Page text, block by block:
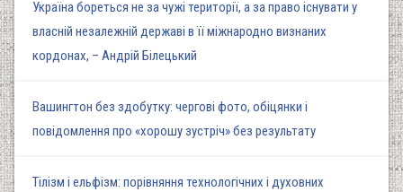
Україна бореться не за чужі території, а за право існувати у
власній незалежній державі в її міжнародно визнаних
кордонах, – Андрій Білецький
Вашингтон без здобутку: чергові фото, обіцянки і
повідомлення про «хорошу зустріч» без результату
Тілізм і ельфізм: порівняння технологічних і духовних